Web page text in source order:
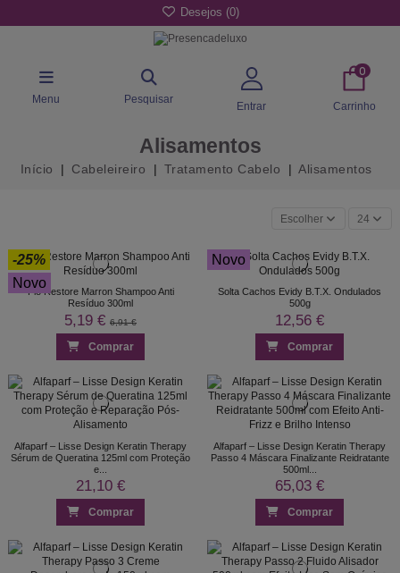
Desejos (0)
Menu Pesquisar
Entrar
0
Carrinho
Alisamentos
Início Cabeleireiro Tratamento Cabelo Alisamentos
Escolher 24
-25%
Novo
Fio Restore Marron Shampoo Anti
Resíduo 300ml
5,19 € 6,91 €
Comprar
Novo
Solta Cachos Evidy B.T.X. Ondulados
500g
12,56 €
Comprar
Alfaparf – Lisse Design Keratin Therapy
Sérum de Queratina 125ml com Proteção
e...
21,10 €
Comprar
Alfaparf – Lisse Design Keratin Therapy
Passo 4 Máscara Finalizante Reidratante
500ml...
65,03 €
Comprar